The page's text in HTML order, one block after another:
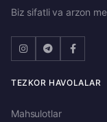
Biz sifatli va arzon
TEZKOR HAVOLALAR
Mahsulotlar